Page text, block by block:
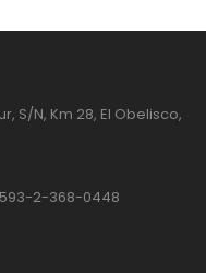
S/N, Km 28, El Obelisco,
2-368-0448